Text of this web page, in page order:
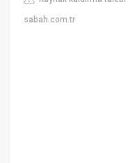
sabah.com.tr